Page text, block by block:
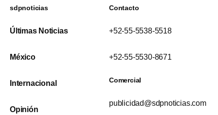
sdpnoticias
Últimas Noticias
México
Internacional
Opinión
Contacto
+52-55-5538-5518
+52-55-5530-8671
Comercial
publicidad@sdpnoticias.com